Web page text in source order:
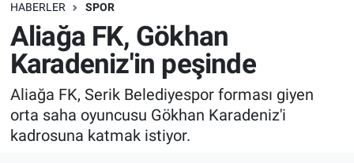
HABERLER SPOR
Aliağa FK, Gökhan
Karadeniz'in peşinde
Aliağa FK, Serik Belediyespor forması giyen
orta saha oyuncusu Gökhan Karadeniz'i
kadrosuna katmak istiyor.